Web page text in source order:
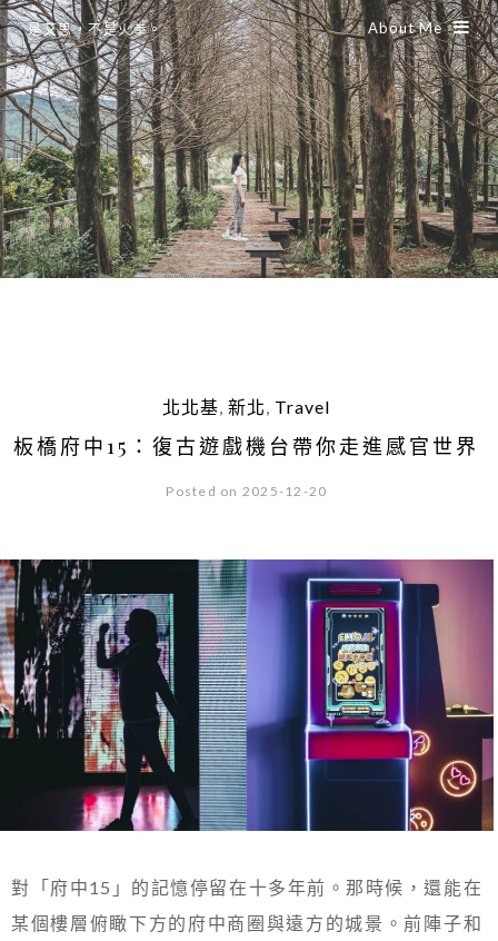
是艾思，不是火拳。 About Me
北北基,新北, Travel
板橋府中15：復古遊戲機台帶你走進感官世界
Posted on 2025-12-20
對「府中15」的記憶停留在十多年前。那時候，還能在
某個樓層俯瞰下方的府中商圈與遠方的城景。前陣子和